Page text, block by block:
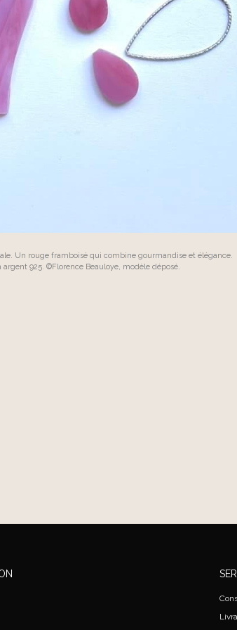
Un rouge framboisé qui combine gourmandise et élégance.
925. ©️Florence Beauloye, modèle déposé.